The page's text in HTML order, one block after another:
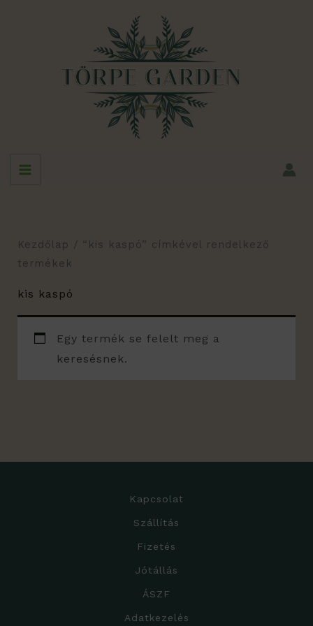
Kezdőlap / “kis kaspó” címkével rendelkező
termékek
kis kaspó
Egy termék se felelt meg a
keresésnek.
Kapcsolat
Szállítás
Fizetés
Jótállás
ÁSZF
Adatkezelés